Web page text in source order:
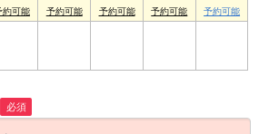
必須